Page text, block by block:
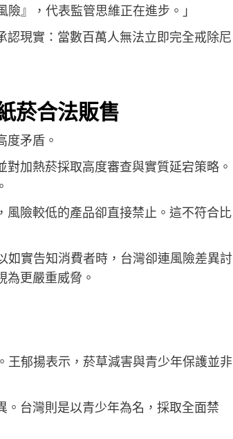
』，代表監管思維正在進步。」
現實：當數百萬人無法立即完全戒除尼
菸合法販售
度矛盾。
加熱菸採取高度審查與實質延宕策略。
險較低的產品卻直接禁止。這不符合比
如實告知消費者時，台灣卻連風險差異討
更嚴重威脅。
王郁揚表示，菸草減害與青少年保護並非
。台灣則是以青少年為名，採取全面禁